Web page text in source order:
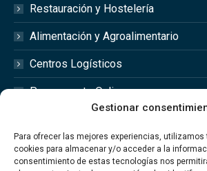
Gestionar
Para ofrecer las mejores experiencias,
cookies para almacenar y/o acceder a la
consentimiento de estas tecnologías nos
Restauración y Hostelería
Alimentación y Agroalimentario
Centros Logísticos
Presupuesto Online
Redes Sociales